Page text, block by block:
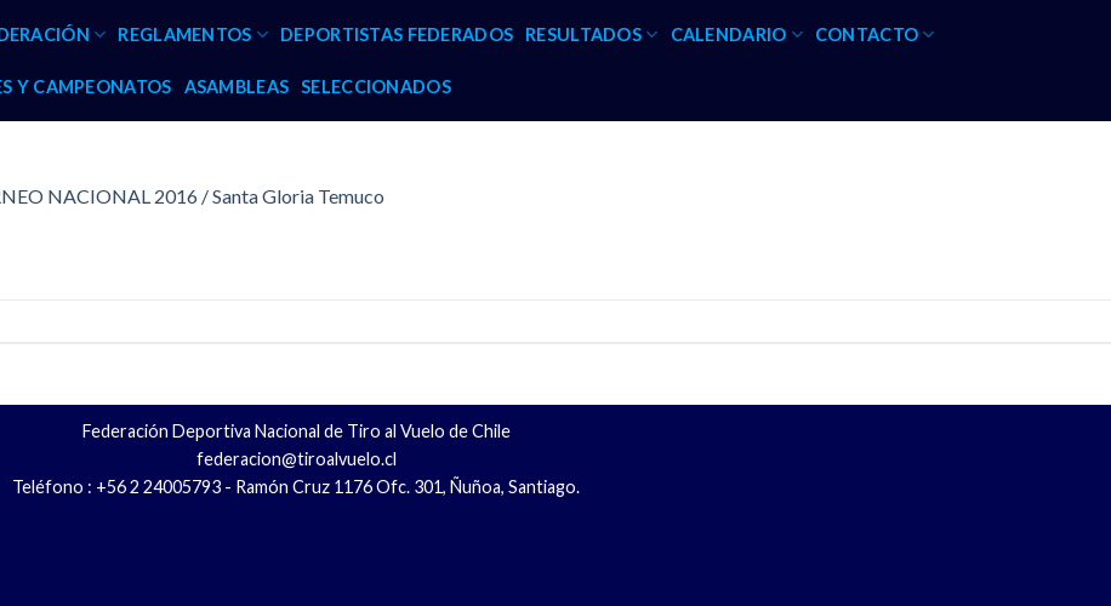
REGLAMENTOS DEPORTISTAS FEDERADOS RESULTADOS CALENDARIO CONTACTO
Y CAMPEONATOS ASAMBLEAS SELECCIONADOS
NACIONAL 2016 / Santa Gloria Temuco
Federación Deportiva Nacional de Tiro al Vuelo de Chile
federacion@tiroalvuelo.cl
Teléfono : +56 2 24005793 - Ramón Cruz 1176 Ofc. 301, Ñuñoa, Santiago.